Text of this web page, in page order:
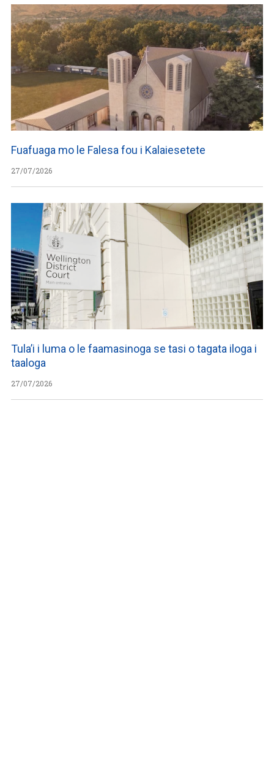
Fuafuaga mo le Falesa fou i Kalaiesetete
27/07/2026
Tula’i i luma o le faamasinoga se tasi o tagata iloga i
taaloga
27/07/2026